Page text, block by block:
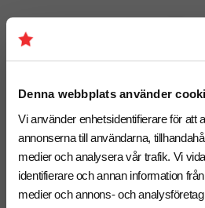
Denna webbplats använder
Vi använder enhetsidentifierare för att
annonserna till användarna,
medier och analysera vår trafik. Vi
identifierare och annan information
medier och annons- och
Herr & Dam